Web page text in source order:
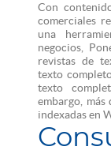
Con
comerciales
una
negocios,
revistas de
texto
texto
embargo,
indexadas en